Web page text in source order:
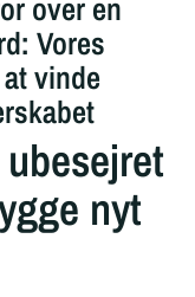
over en
Vores
vinde
nyt